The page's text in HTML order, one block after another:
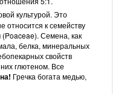
культурой. Это
относится к семейству
Семена, как
белка, минеральных
свойств
глютеном. Все
Гречка богата медью,